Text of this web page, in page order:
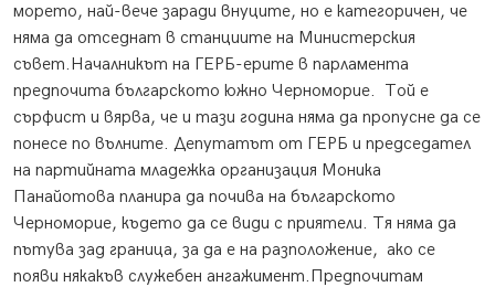
морето, най-вече заради внуците, но е категоричен, че
няма да отседнат в станциите на Министерския
съвет.Началникът на ГЕРБ-ерите в парламента
предпочита българското южно Черноморие. Той е
сърфист и вярва, че и тази година няма да пропусне да се
понесе по вълните. Депутатът от ГЕРБ и председател
на партийната младежка организация Моника
Панайотова планира да почива на българското
Черноморие, където да се види с приятели. Тя няма да
пътува зад граница, за да е на разположение, ако се
появи някакъв служебен ангажимент.Предпочитам